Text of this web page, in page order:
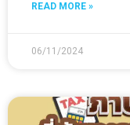
READ MORE »
06/11/2024